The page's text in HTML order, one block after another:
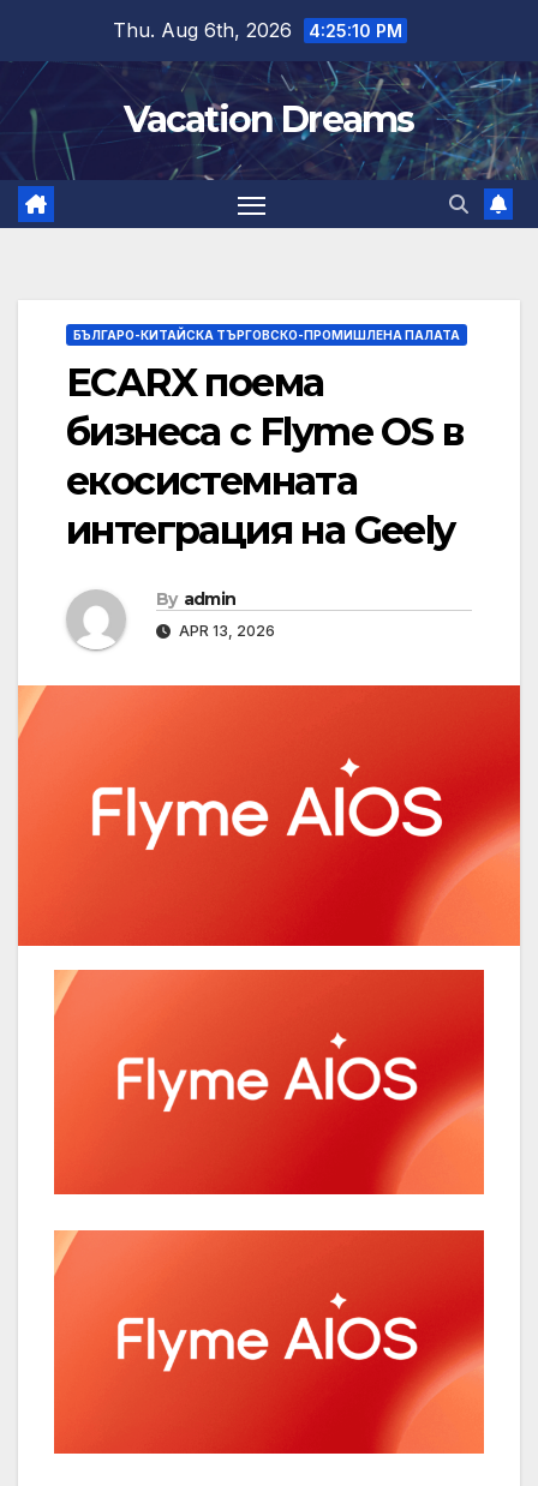
content
Thu. Aug 6th, 2026 4:25:11 PM
Vacation Dreams
БЪЛГАРО-КИТАЙСКА ТЪРГОВСКО-ПРОМИШЛЕНА ПАЛАТА
ECARX поема
бизнеса с Flyme OS в
екосистемната
интеграция на Geely
By admin
APR 13, 2026